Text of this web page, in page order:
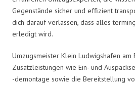
Gegenstände sicher und effizient
dich darauf verlassen, dass alles
erledigt wird.
Umzugsmeister Klein Ludwigshafen am
Zusatzleistungen wie Ein- und
-demontage sowie die Bereitstellung